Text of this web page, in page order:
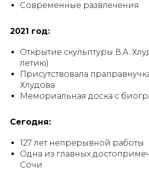
Современные развлечения
2021 год:
Открытие скульптуры В.А.
летию)
Присутствовала
Хлудова
Мемориальная доска с
Сегодня:
127 лет непрерывной работы
Одна из главных
Сочи